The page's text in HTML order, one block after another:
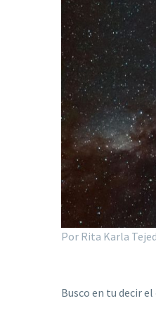
Por Rita Karla
Busco en tu decir